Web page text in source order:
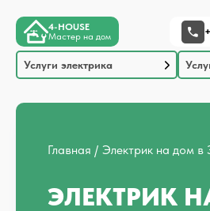
4-HOUSE
Мастер на дом
Услуги электрика
Главная Электрик на дом
ЭЛЕКТРИК